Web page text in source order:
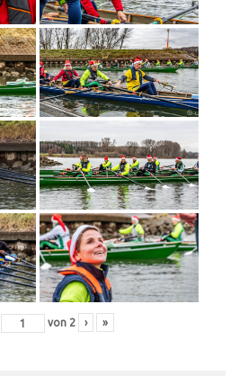
von 2 › »